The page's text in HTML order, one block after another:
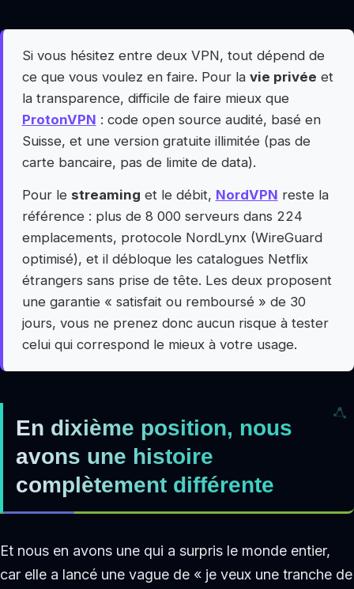
Si vous hésitez entre deux VPN, tout dépend de
ce que vous voulez en faire. Pour la vie privée et
la transparence, difficile de faire mieux que
ProtonVPN : code open source audité, basé en
Suisse, et une version gratuite illimitée (pas de
carte bancaire, pas de limite de data).
Pour le streaming et le débit, NordVPN reste la
référence : plus de 8 000 serveurs dans 224
emplacements, protocole NordLynx (WireGuard
optimisé), et il débloque les catalogues Netflix
étrangers sans prise de tête. Les deux proposent
une garantie « satisfait ou remboursé » de 30
jours, vous ne prenez donc aucun risque à tester
celui qui correspond le mieux à votre usage.
En dixième position, nous
avons une histoire
complètement différente
Et nous en avons une qui a surpris le monde entier,
car elle a lancé une vague de « je veux une tranche de